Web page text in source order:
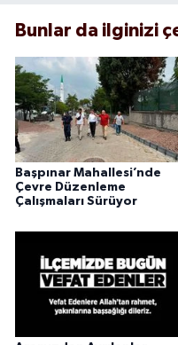
Bunlar da ilginizi
Başpınar Mahallesi’nde
Çevre Düzenleme
Çalışmaları Sürüyor